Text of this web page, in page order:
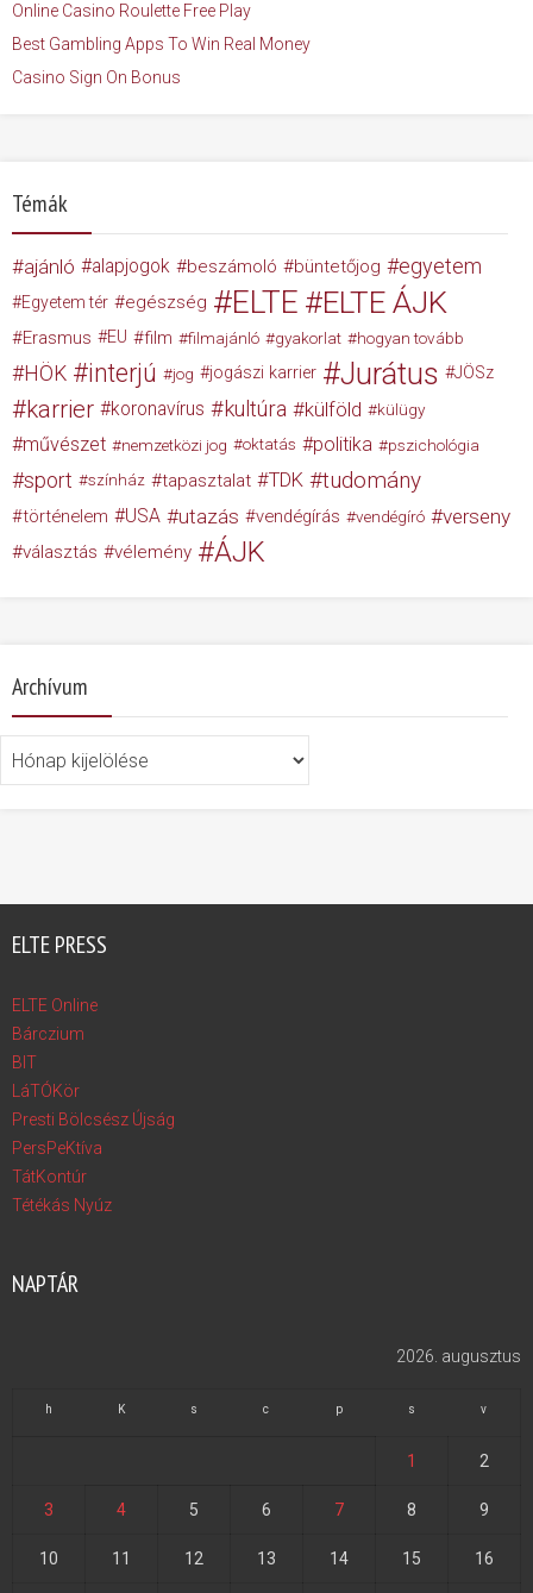
Online Casino Roulette Free Play
Best Gambling Apps To Win Real Money
Casino Sign On Bonus
Témák
ajánló alapjogok beszámoló büntetőjog egyetem
Egyetem tér egészség ELTE ELTE ÁJK
Erasmus EU film filmajánló gyakorlat hogyan tovább
HÖK interjú jog jogászi karrier Jurátus JÖSz
karrier koronavírus kultúra külföld külügy
művészet nemzetközi jog oktatás politika pszichológia
sport színház tapasztalat TDK tudomány
történelem USA utazás vendégírás vendégíró verseny
választás vélemény ÁJK
Archívum
Archívum
ELTE PRESS
ELTE Online
Bárczium
BIT
LáTÓKör
Presti Bölcsész Újság
PersPeKtíva
TátKontúr
Tétékás Nyúz
NAPTÁR
2026. augusztus
h K s c p s v
1 2
3 4 5 6 7 8 9
10 11 12 13 14 15 16